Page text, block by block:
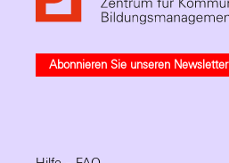
Abonnieren Sie unseren Newsletter